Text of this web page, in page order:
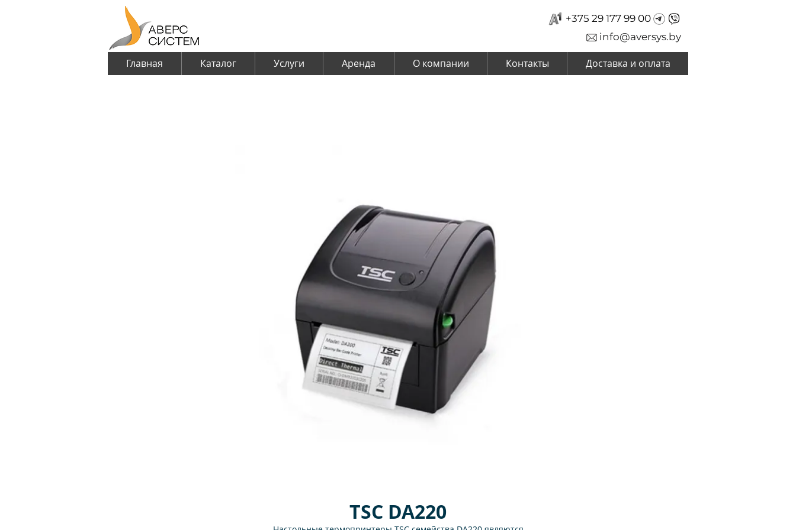
+375 29 177 99 00
info@aversys.by
Главная Каталог Услуги Аренда О компании Контакты Доставка и оплата
TSC DA220